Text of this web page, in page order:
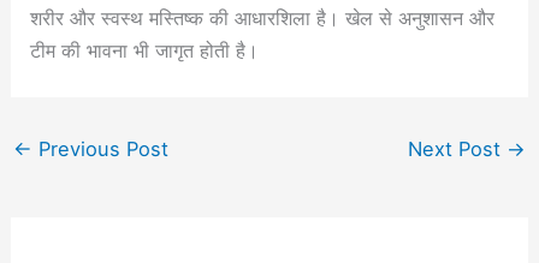
शरीर और स्वस्थ मस्तिष्क की आधारशिला है। खेल से अनुशासन और
टीम की भावना भी जागृत होती है।
← Previous Post Next Post →